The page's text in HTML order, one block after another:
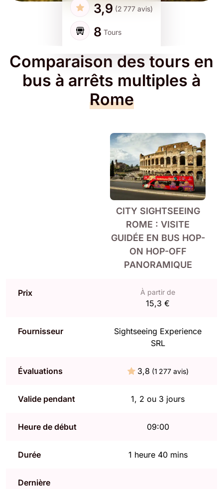
3,9 (2 777 avis)
8 Tours
Comparaison des tours en
bus à arrêts multiples à
Rome
CITY SIGHTSEEING
ROME : VISITE
GUIDÉE EN BUS HOP-
ON HOP-OFF
PANORAMIQUE
Prix À partir de
15,3 €
Fournisseur
Sightseeing Experience
SRL
Évaluations 3,8 (1 277 avis)
Valide pendant 1, 2 ou 3 jours
Heure de début 09:00
Durée 1 heure 40 mins
Dernière